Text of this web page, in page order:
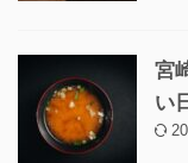
宮
い